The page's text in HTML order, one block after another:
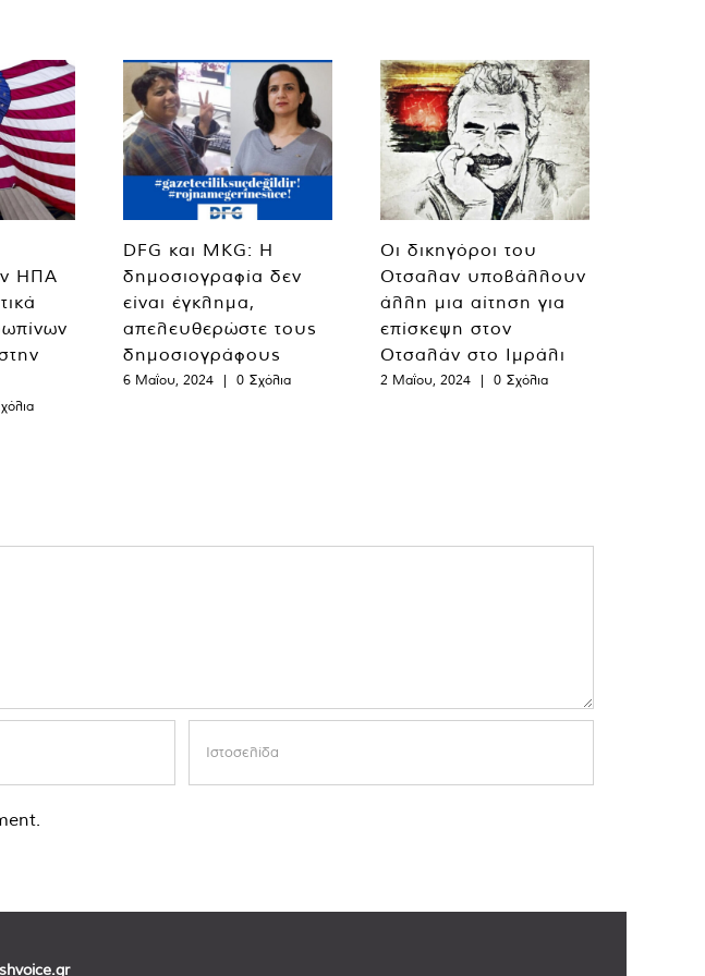
ΗΠΑ
DFG και MKG: Η
δημοσιογραφία δεν
είναι έγκλημα,
απελευθερώστε τους
δημοσιογράφους
6 Μαΐου, 2024 | 0 Σχόλια
Οι δικηγόροι του
Οτσαλαν υποβάλλουν
άλλη μια αίτηση για
επίσκεψη στον
Οτσαλάν στο Ιμράλι
2 Μαΐου, 2024 | 0 Σχόλια